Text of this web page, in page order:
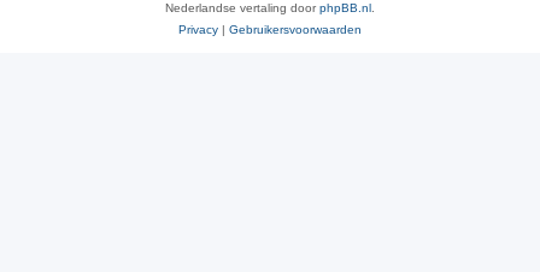
Nederlandse vertaling doorphpBB.nl
Privacy | Gebruikersvoorwaarden